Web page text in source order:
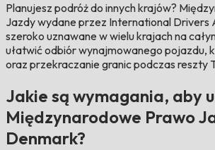
Planujesz podróż do innych krajów?
Jazdy wydane przez International Drivers
szeroko uznawane w wielu krajach na
ułatwić odbiór wynajmowanego pojazdu,
oraz przekraczanie granic podczas reszty
Jakie są wymagania, aby
Międzynarodowe Prawo
Denmark?